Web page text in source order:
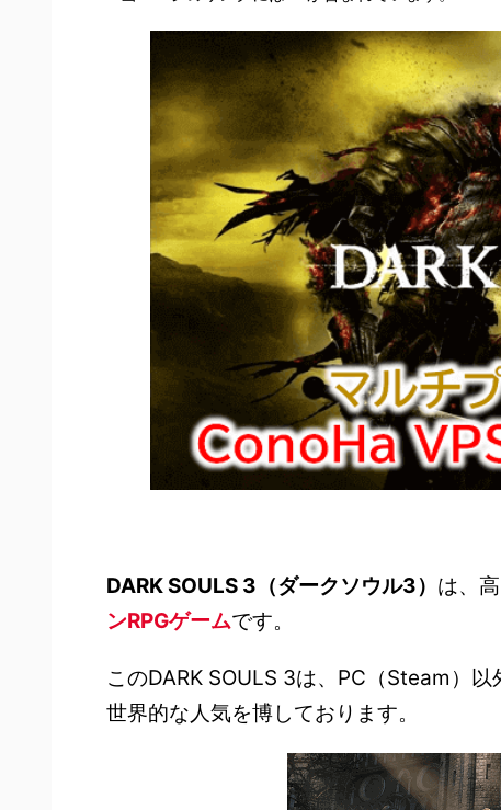
DARK SOULS 3（ダークソウル3） は、
ンRPGゲームです。
このDARK SOULS 3は、PC（Steam）
世界的な人気を博しております。